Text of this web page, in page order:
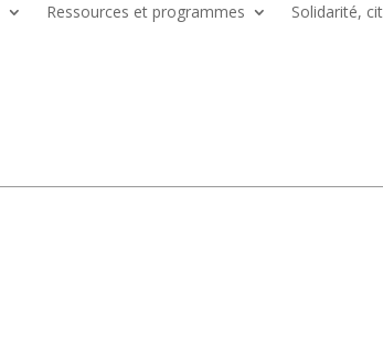
Ressources et programmes Solidarité,